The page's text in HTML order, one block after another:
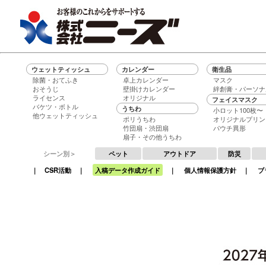
ウェットティッシュ
除菌・おてふき
おそうじ
ライセンス
バケツ・ボトル
他ウェットティッシュ
カレンダー
卓上カレンダー
壁掛けカレンダー
オリジナル
うちわ
ポリうちわ
竹団扇・渋団扇
扇子・その他うちわ
衛生品
マスク
絆創膏・パーソ
フェイスマスク
小ロット100枚〜
オリジナルプリ
パウチ異形
シーン別＞ ペット アウトドア
防災
｜ CSR活動 ｜ 入稿データ作成ガイド ｜ 個人情報保護方針 ｜